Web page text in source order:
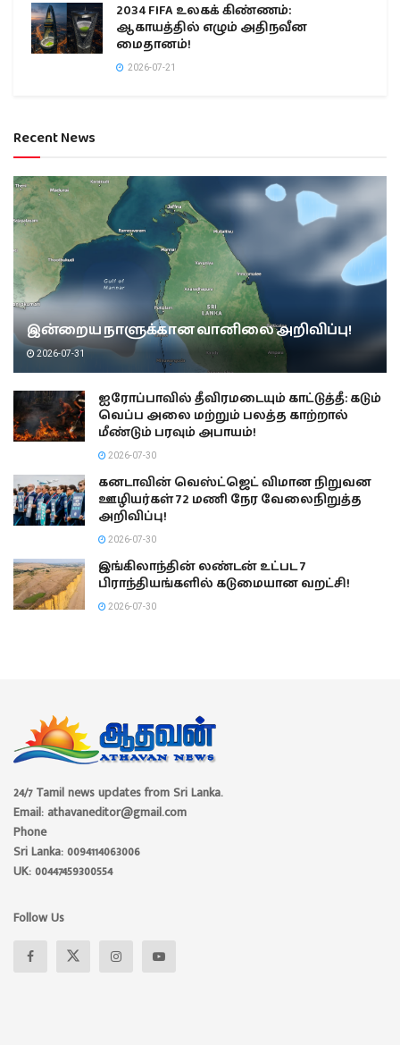
2034 FIFA உலகக் கிண்ணம்:
ஆகாயத்தில் எழும் அதிநவீன
மைதானம்!
2026-07-21
Recent News
இன்றைய நாளுக்கான வானிலை அறிவிப்பு!
2026-07-31
ஐரோப்பாவில் தீவிரமடையும் காட்டுத்தீ: கடும்
வெப்ப அலை மற்றும் பலத்த காற்றால்
மீண்டும் பரவும் அபாயம்!
2026-07-30
கனடாவின் வெஸ்ட்ஜெட் விமான நிறுவன
ஊழியர்கள் 72 மணி நேர வேலைநிறுத்த
அறிவிப்பு!
2026-07-30
இங்கிலாந்தின் லண்டன் உட்பட 7
பிராந்தியங்களில் கடுமையான வறட்சி!
2026-07-30
24/7 Tamil news updates from Sri Lanka.
Email: athavaneditor@gmail.com
Phone
Sri Lanka: 0094114063006
UK: 00447459300554
Follow Us